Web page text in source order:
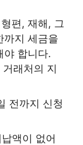
편, 재해, 그
까지 세금을
야 합니다.
래처의 지
전까지 신청
액이 없어